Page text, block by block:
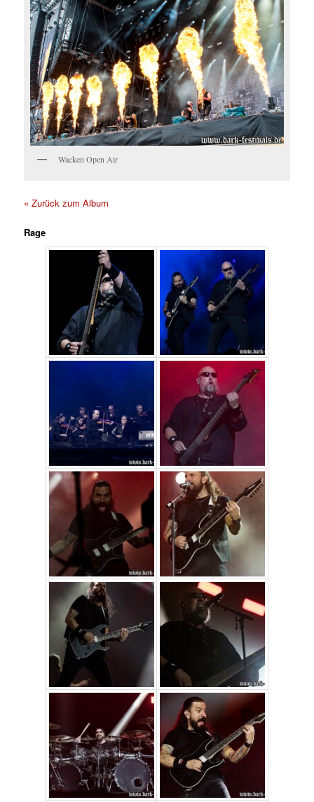
Wacken Open Air
« Zurück zum Album
Rage